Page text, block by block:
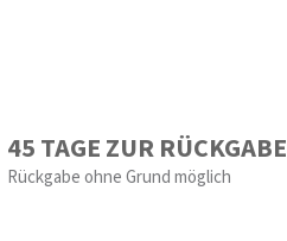
45 TAGE ZUR RÜCKGABE
Rückgabe ohne Grund möglich